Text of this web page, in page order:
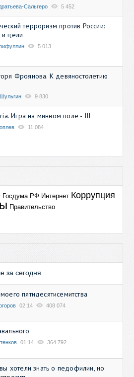
Сальгеро 5 452
терроризм против России:
цели
5 013
Фроянова. К девяностолетию
9 830
Игра на минном поле - III
11 084
Госдума РФ Интернет Коррупция
Правительство
за сегодня
пятидесятисемитства
02:14 408 074
01:14 364 792
хотели знать о педофилии, но